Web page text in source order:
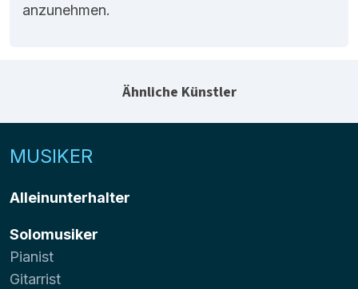
anzunehmen.
Ähnliche Künstler
MUSIKER
Alleinunterhalter
Solomusiker
Pianist
Gitarrist